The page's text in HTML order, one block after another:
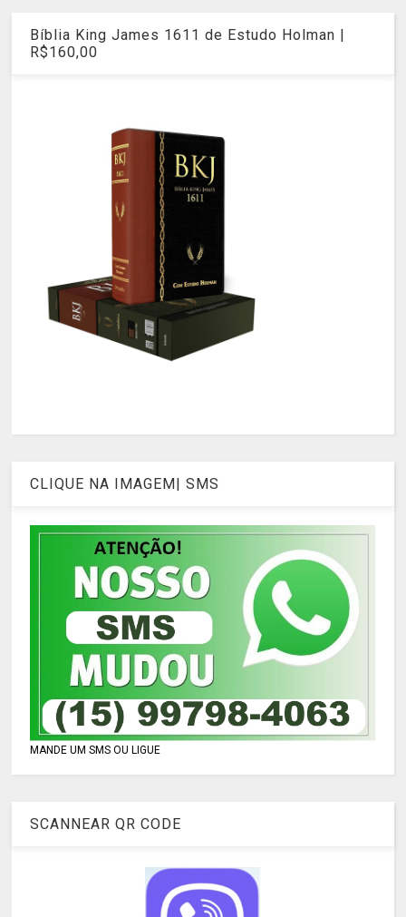
Bíblia King James 1611 de Estudo Holman |
R$160,00
CLIQUE NA IMAGEM| SMS
MANDE UM SMS OU LIGUE
SCANNEAR QR CODE